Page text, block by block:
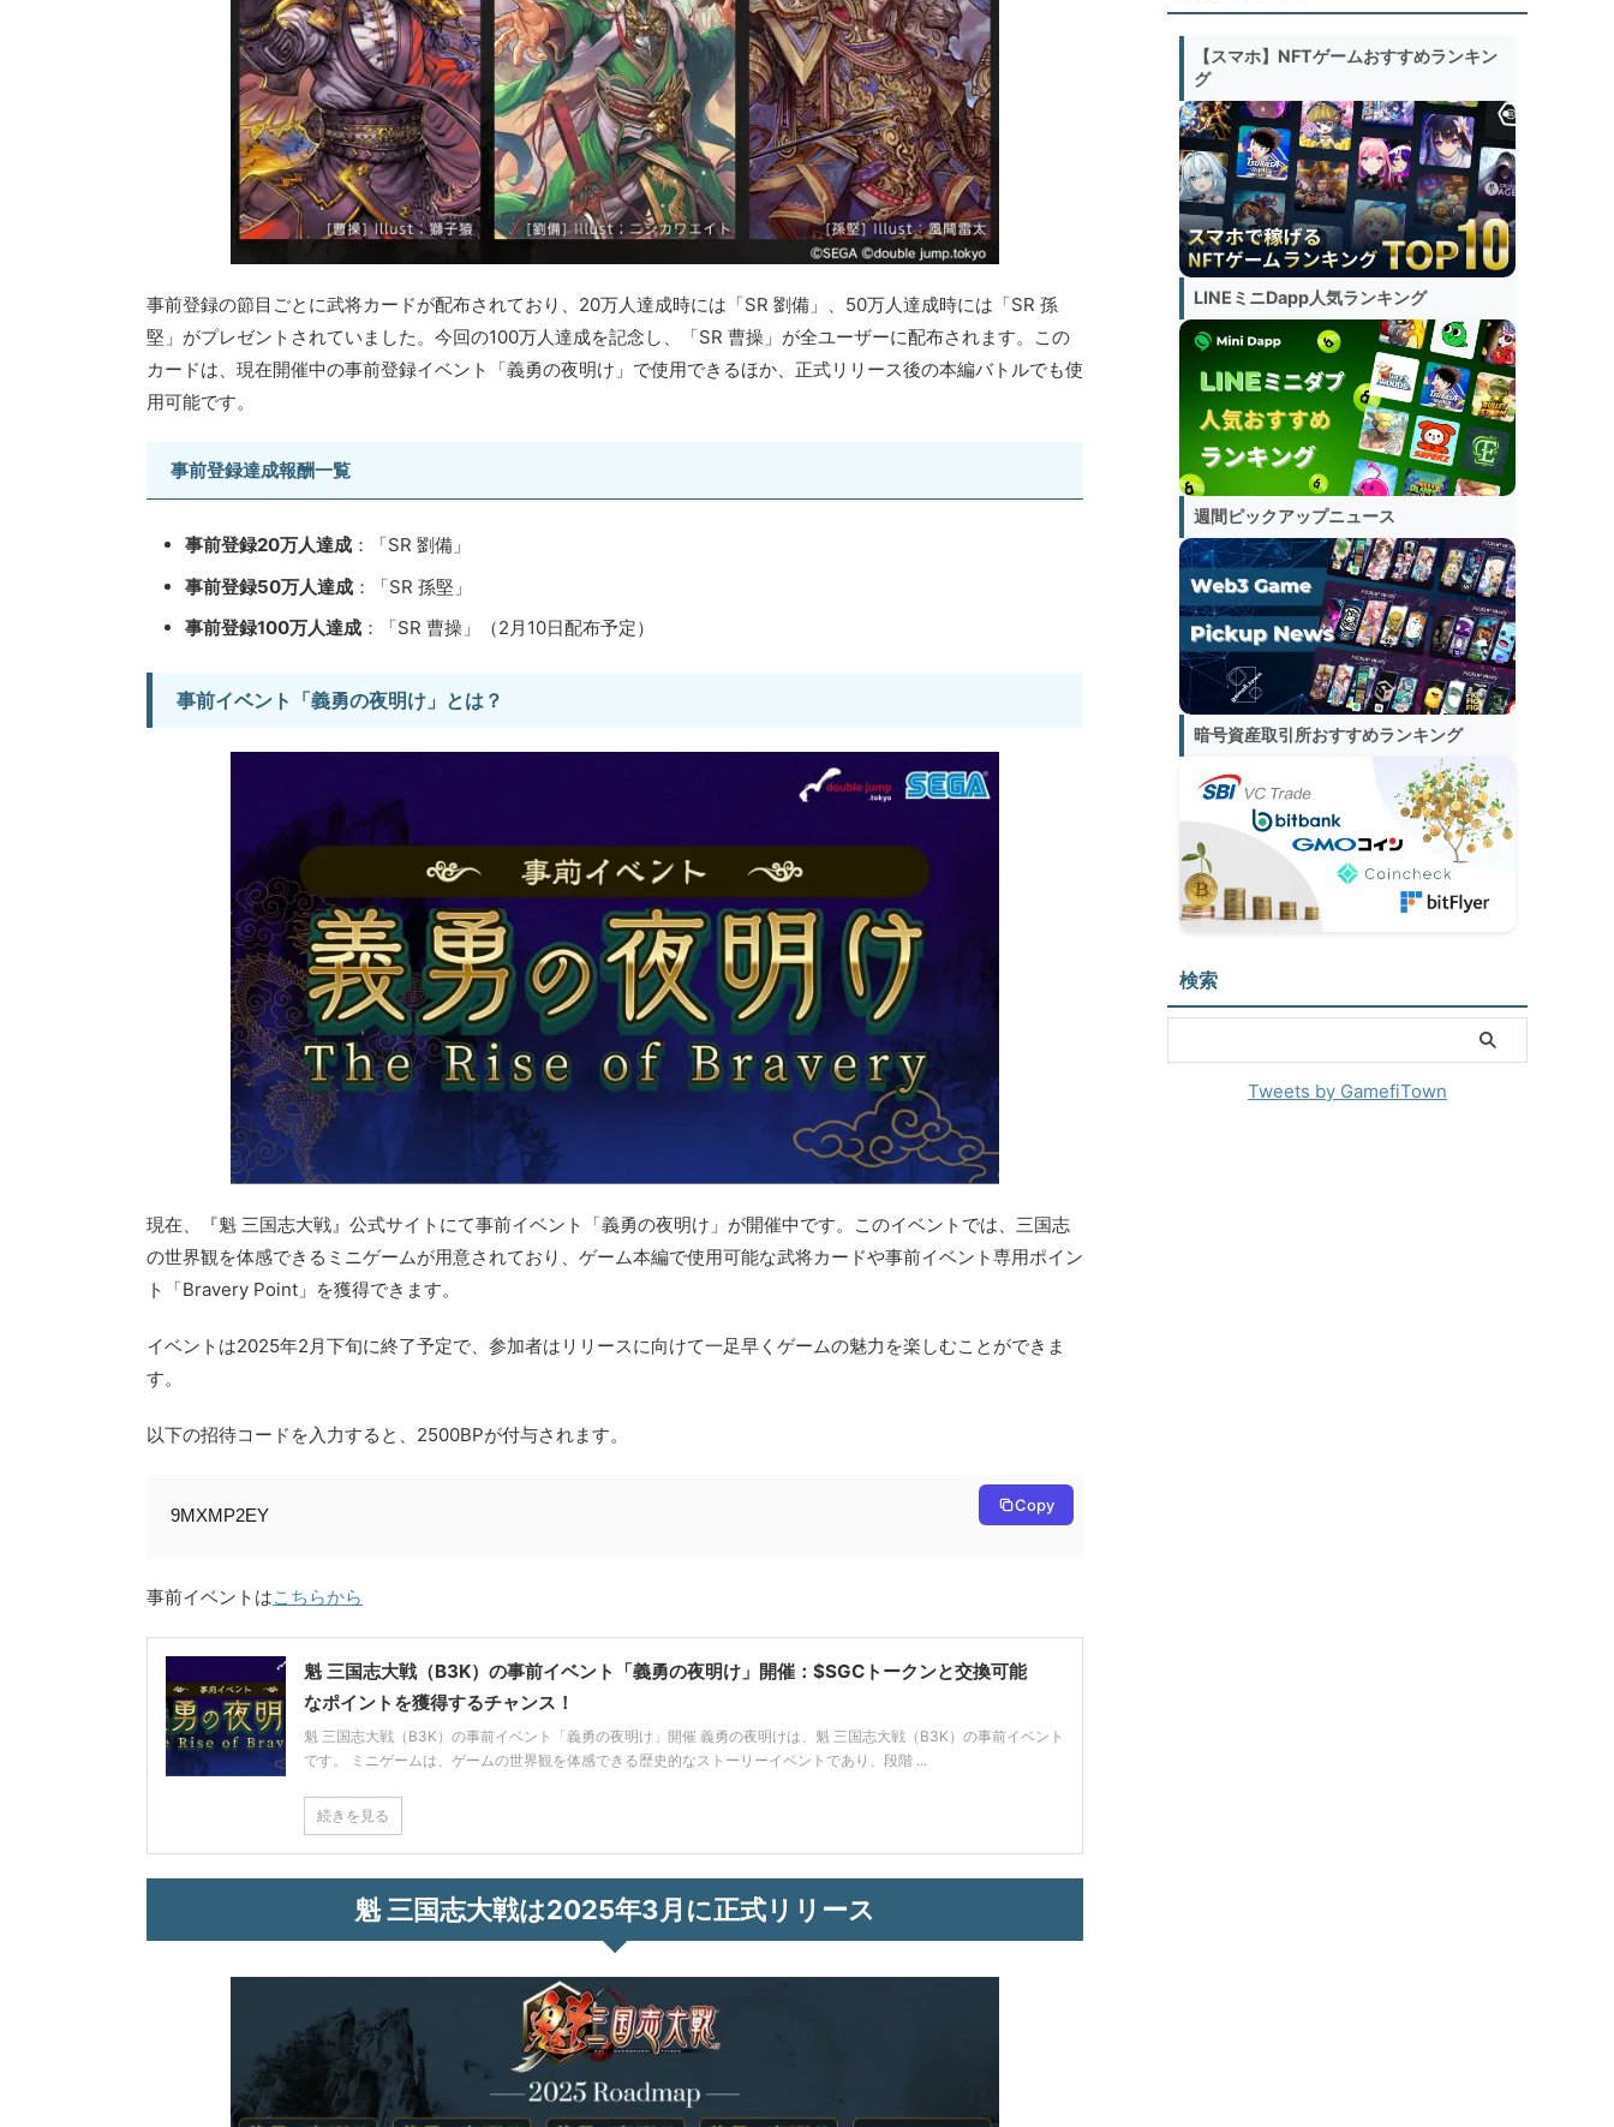
事前登録の節目ごとに武将カードが配布されており、20万人達成時には「SR 劉備」、50万人達成時には「SR 孫
堅」がプレゼントされていました。今回の100万人達成を記念し、「SR 曹操」が全ユーザーに配布されます。この
カードは、現在開催中の事前登録イベント「義勇の夜明け」で使用できるほか、正式リリース後の本編バトルでも使
用可能です。
事前登録達成報酬一覧
事前登録20万人達成 ：「SR 劉備」
事前登録50万人達成 ：「SR 孫堅」
事前登録100万人達成 ：「SR 曹操」（2月10日配布予定）
事前イベント「義勇の夜明け」とは？
現在、『魁 三国志大戦』公式サイトにて事前イベント「義勇の夜明け」が開催中です。このイベントでは、三国志
の世界観を体感できるミニゲームが用意されており、ゲーム本編で使用可能な武将カードや事前イベント専用ポイン
ト「Bravery Point」を獲得できます。
イベントは2025年2月下旬に終了予定で、参加者はリリースに向けて一足早くゲームの魅力を楽しむことができま
す。
以下の招待コードを入力すると、2500BPが付与されます。
Copy
事前イベントはこちらから
魁 三国志大戦（B3K）の事前イベント「義勇の夜明け」開催：$SGCトークンと交換可能
なポイントを獲得するチャンス！
魁 三国志大戦（B3K）の事前イベント「義勇の夜明け」開催 義勇の夜明けは、魁 三国志大戦（B3K）の事前イベント
です。 ミニゲームは、ゲームの世界観を体感できる歴史的なストーリーイベントであり、段階 ...
続きを見る
魁 三国志大戦は2025年3月に正式リリース
【スマホ】NFTゲームおすすめランキン
グ
LINEミニDapp人気ランキング
週間ピックアップニュース
暗号資産取引所おすすめランキング
検索
Tweets by GamefiTown